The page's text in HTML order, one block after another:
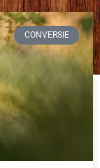
CONVERSIE